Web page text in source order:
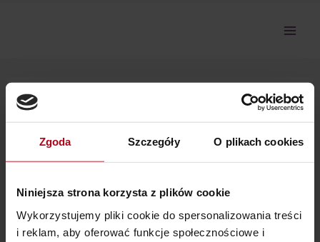
Zgoda Szczegóły O plikach cookies
Niniejsza strona korzysta z plików cookie
Wykorzystujemy pliki cookie do spersonalizowania treści
i reklam, aby oferować funkcje społecznościowe i
Zeszyt ćwiczeń Spotkanie 04
Przepraszamy, ale nie masz dostępu do tej sekcji.